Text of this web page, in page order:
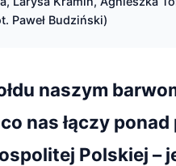
Paweł Budziński)
naszym
nas łączy ponad
Polskiej –